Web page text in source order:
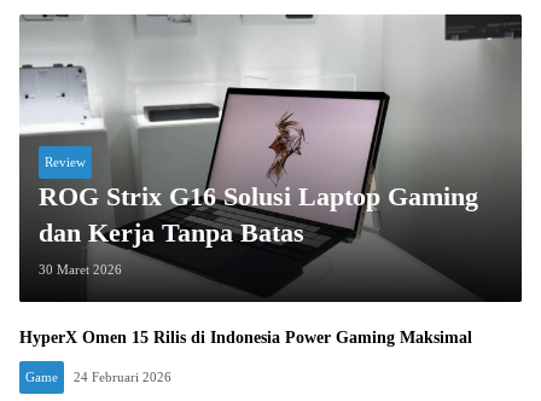
Review
ROG Strix G16 Solusi Laptop Gaming
dan Kerja Tanpa Batas
30 Maret 2026
HyperX Omen 15 Rilis di Indonesia Power Gaming Maksimal
Game 24 Februari 2026